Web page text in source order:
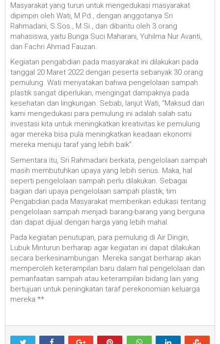
Masyarakat yang turun untuk mengedukasi masyarakat
dipimpin oleh Wati, M.Pd., dengan anggotanya Sri
Rahmadani, S.Sos., M.Si., dan dibantu oleh 3 orang
mahasiswa, yaitu Bunga Suci Maharani, Yuhilma Nur Avanti,
dan Fachri Ahmad Fauzan.
Kegiatan pengabdian pada masyarakat ini dilakukan pada
tanggal 20 Maret 2022 dengan peserta sebanyak 30 orang
pemulung. Wati menyatakan bahwa pengelolaan sampah
plastik sangat diperlukan, mengingat dampaknya pada
kesehatan dan lingkungan. Sebab, lanjut Wati, “Maksud dari
kami mengedukasi para pemulung ini adalah salah satu
investasi kita untuk meningkatkan kreativitas ke pemulung
agar mereka bisa pula meningkatkan keadaan ekonomi
mereka menuju taraf yang lebih baik”.
Sementara itu, Sri Rahmadani berkata, pengelolaan sampah
masih membutuhkan upaya yang lebih serius. Maka, hal
seperti pengelolaan sampah perlu dilakukan. Sebagai
bagian dari upaya pengelolaan sampah plastik, tim
Pengabdian pada Masyarakat memberikan edukasi tentang
pengelolaan sampah menjadi barang-barang yang berguna
dan dapat dijual dengan harga yang lebih mahal.
Pada kegiatan penutupan, para pemulung di Air Dingin,
Lubuk Minturun berharap agar kegiatan ini dapat dilakukan
secara berkesinambungan. Mereka sangat berharap akan
memperoleh keterampilan baru dalam hal pengelolaan dan
pemanfaatan sampah atau keterampilan bidang lain yang
bertujuan untuk peningkatan taraf perekonomian keluarga
mereka.**